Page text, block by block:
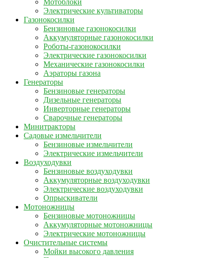
Мотоблоки
Электрические культиваторы
Газонокосилки
Бензиновые газонокосилки
Аккумуляторные газонокосилки
Роботы-газонокосилки
Электрические газонокосилки
Механические газонокосилки
Аэраторы газона
Генераторы
Бензиновые генераторы
Дизельные генераторы
Инверторные генераторы
Сварочные генераторы
Минитракторы
Садовые измельчители
Бензиновые измельчители
Электрические измельчители
Воздуходувки
Бензиновые воздуходувки
Аккумуляторные воздуходувки
Электрические воздуходувки
Опрыскиватели
Мотоножницы
Бензиновые мотоножницы
Аккумуляторные мотоножницы
Электрические мотоножницы
Очистительные системы
Мойки высокого давления